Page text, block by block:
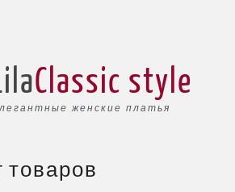
женские платья
Classic style
товаров